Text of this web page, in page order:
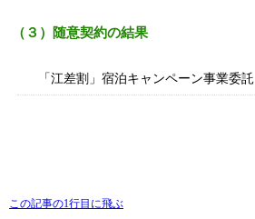
（３）随意契約の結果
「江差割」宿泊キャンペーン事業委託
この記事の1行目に飛ぶ